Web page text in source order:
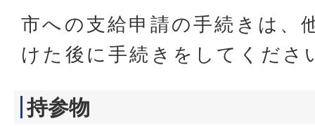
市への支給申請の手続きは、
けた後に手続きをしてくださ
持参物